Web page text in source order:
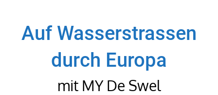
contentAuf Wasserstrassen
durch Europa
mit MY De Swel